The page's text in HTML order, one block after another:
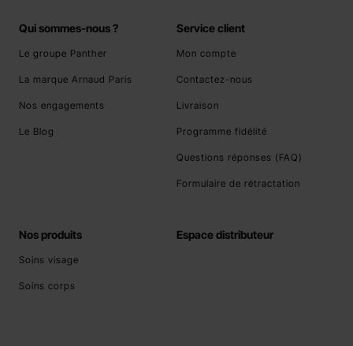
Qui sommes-nous ?
Le groupe Panther
La marque Arnaud Paris
Nos engagements
Le Blog
Nos produits
Soins visage
Soins corps
Service client
Mon compte
Contactez-nous
Livraison
Programme fidélité
Questions réponses (FAQ)
Formulaire de rétractation
Espace distributeur